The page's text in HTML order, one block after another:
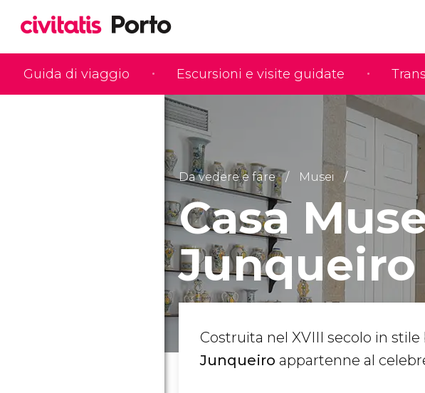
Guida di viaggio Escursioni e visite guidate
Da vedere e fare Musei
Casa
Junqueiro
Costruita nel XVIII secolo in stile
Junqueiro appartenne al